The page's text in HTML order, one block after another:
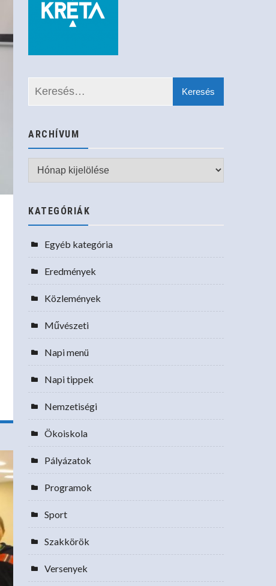
ARCHÍVUM
Archívum
KATEGÓRIÁK
Egyéb kategória
Eredmények
Közlemények
Művészeti
Napi menü
Napi tippek
Nemzetiségi
Ökoiskola
Pályázatok
Programok
Sport
Szakkörök
Versenyek